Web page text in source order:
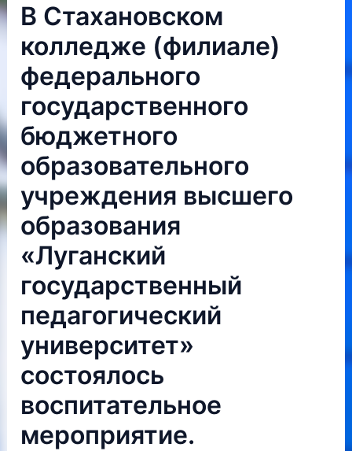
В Стахановском
колледже (филиале)
федерального
государственного
бюджетного
образовательного
учреждения высшего
образования
«Луганский
государственный
педагогический
университет»
состоялось
воспитательное
мероприятие.